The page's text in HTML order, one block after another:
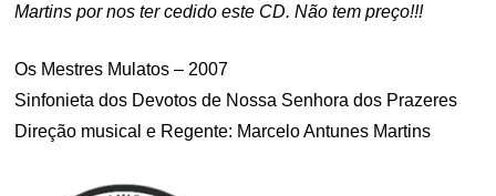
Martins por nos ter cedido este CD. Não tem preço!!!
Os Mestres Mulatos – 2007
Sinfonieta dos Devotos de Nossa Senhora dos Prazeres
Direção musical e Regente: Marcelo Antunes Martins